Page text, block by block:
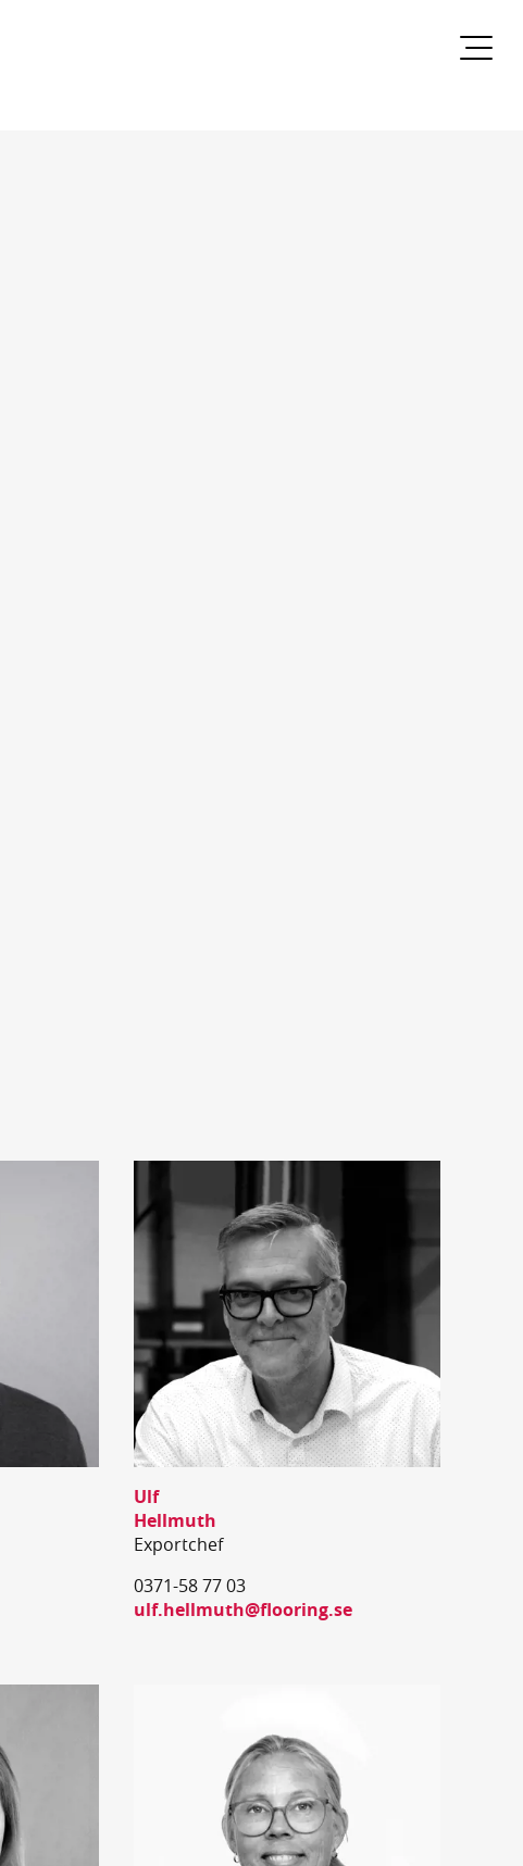
Ulf
Hellmuth
Exportchef
0371-58 77 03
ulf.hellmuth@flooring.se